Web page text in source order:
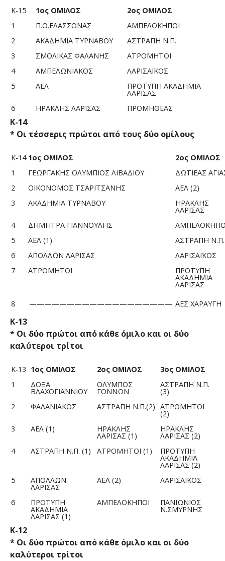
Κ-15 1ος ΟΜΙΛΟΣ
2ος ΟΜΙΛΟΣ
1
Π.Ο.ΕΛΑΣΣΟΝΑΣ
ΑΜΠΕΛΟΚΗΠΟΙ
2
ΑΚΑΔΗΜΙΑ ΤΥΡΝΑΒΟΥ
ΑΣΤΡΑΠΗ Ν.Π.
3
ΣΜΟΛΙΚΑΣ ΦΑΛΑΝΗΣ
ΑΤΡΟΜΗΤΟΙ
4
ΑΜΠΕΛΩΝΙΑΚΟΣ
ΛΑΡΙΣΑΪΚΟΣ
5
ΑΕΛ ΠΡΟΤΥΠΗ ΑΚΑΔΗΜΙΑ
ΛΑΡΙΣΑΣ
6
ΗΡΑΚΛΗΣ ΛΑΡΙΣΑΣ ΠΡΟΜΗΘΕΑΣ
Κ-14
* Οι τέσσερις πρώτοι από τους δύο ομίλους
Κ-14 1ος ΟΜΙΛΟΣ
2ος ΟΜΙΛΟΣ
1
ΓΕΩΡΓΑΚΗΣ ΟΛΥΜΠΙΟΣ ΛΙΒΑΔΙΟΥ
ΔΩΤΙΕΑΣ
2
ΟΙΚΟΝΟΜΟΣ ΤΣΑΡΙΤΣΑΝΗΣ
ΑΕΛ (2)
3
ΑΚΑΔΗΜΙΑ ΤΥΡΝΑΒΟΥ ΗΡΑΚΛΗΣ
ΛΑΡΙΣΑΣ
4
ΔΗΜΗΤΡΑ ΓΙΑΝΝΟΥΛΗΣ
5
ΑΕΛ (1)
ΑΣΤΡΑΠΗ Ν.Π.
6
ΑΠΟΛΛΩΝ ΛΑΡΙΣΑΣ
ΛΑΡΙΣΑΪΚΟΣ
7
ΑΤΡΟΜΗΤΟΙ ΠΡΟΤΥΠΗ
ΑΚΑΔΗΜΙΑ
ΛΑΡΙΣΑΣ
8
——————————————————— ΑΕΣ ΧΑΡΑΥΓΗ
Κ-13
* Οι δύο πρώτοι από κάθε όμιλο και οι δύο
καλύτεροι τρίτοι
Κ-13 1ος ΟΜΙΛΟΣ 2ος ΟΜΙΛΟΣ
3ος ΟΜΙΛΟΣ
1
ΔΟΞΑ
ΒΛΑΧΟΓΙΑΝΝΙΟΥ
ΟΛΥΜΠΟΣ
ΓΟΝΝΩΝ
ΑΣΤΡΑΠΗ Ν.Π.
(3)
2
ΦΑΛΑΝΙΑΚΟΣ ΑΣΤΡΑΠΗ Ν.Π.(2) ΑΤΡΟΜΗΤΟΙ
(2)
3
ΑΕΛ (1) ΗΡΑΚΛΗΣ
ΛΑΡΙΣΑΣ (1)
ΗΡΑΚΛΗΣ
ΛΑΡΙΣΑΣ (2)
4
ΑΣΤΡΑΠΗ Ν.Π. (1) ΑΤΡΟΜΗΤΟΙ (1) ΠΡΟΤΥΠΗ
ΑΚΑΔΗΜΙΑ
ΛΑΡΙΣΑΣ (2)
5
ΑΠΟΛΛΩΝ
ΛΑΡΙΣΑΣ
ΑΕΛ (2) ΛΑΡΙΣΑΪΚΟΣ
6 ΠΡΟΤΥΠΗ
ΑΚΑΔΗΜΙΑ
ΛΑΡΙΣΑΣ (1)
ΑΜΠΕΛΟΚΗΠΟΙ ΠΑΝΙΩΝΙΟΣ
Ν.ΣΜΥΡΝΗΣ
Κ-12
* Οι δύο πρώτοι από κάθε όμιλο και οι δύο
καλύτεροι τρίτοι